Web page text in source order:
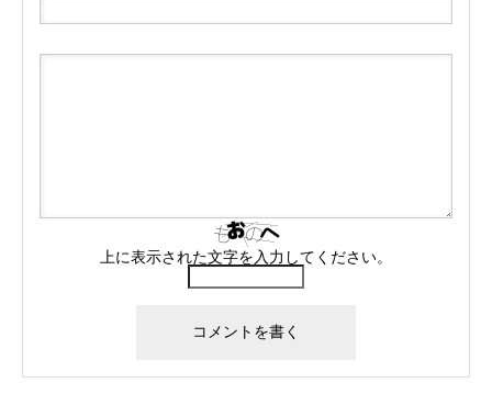
上に表示された文字を入力してください。